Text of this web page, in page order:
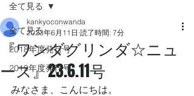
全て見る
2018年度発行号
2019年度発行号
全て見る
『ワンダグリンダ☆ニュ
ース』23.6.11号
kankyoconwanda
2023年6月11日 読了時間: 7分
みなさま、こんにちは。